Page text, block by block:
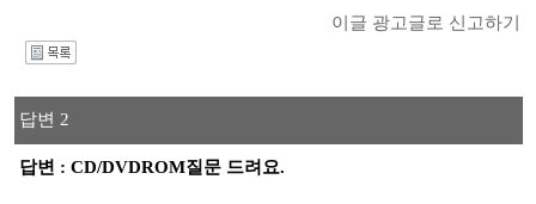
이글 광고글로 신고하기
답변 2
답변 : CD/DVDROM질문 드려요.